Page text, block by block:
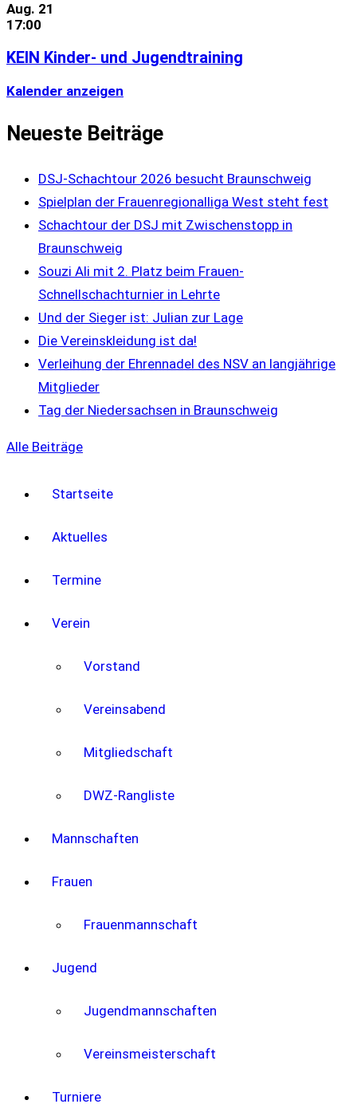
Aug. 21
17:00
KEIN Kinder- und Jugendtraining
Kalender anzeigen
Neueste Beiträge
DSJ-Schachtour 2026 besucht Braunschweig
Spielplan der Frauenregionalliga West steht fest
Schachtour der DSJ mit Zwischenstopp in
Braunschweig
Souzi Ali mit 2. Platz beim Frauen-
Schnellschachturnier in Lehrte
Und der Sieger ist: Julian zur Lage
Die Vereinskleidung ist da!
Verleihung der Ehrennadel des NSV an langjährige
Mitglieder
Tag der Niedersachsen in Braunschweig
Alle Beiträge
Startseite
Aktuelles
Termine
Verein
Vorstand
Vereinsabend
Mitgliedschaft
DWZ-Rangliste
Mannschaften
Frauen
Frauenmannschaft
Jugend
Jugendmannschaften
Vereinsmeisterschaft
Turniere